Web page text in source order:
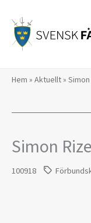
innehåll
Hem » Aktuellt»
Simon
100918